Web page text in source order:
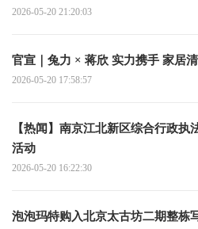
2026-05-20 21:20:03
官宣｜兔力 × 蒋欣 实力携手 家居
2026-05-20 17:58:57
【热闻】南京江北新区综合行政
活动
2026-05-20 16:22:30
泡泡玛特购入北京太古坊二期整栋